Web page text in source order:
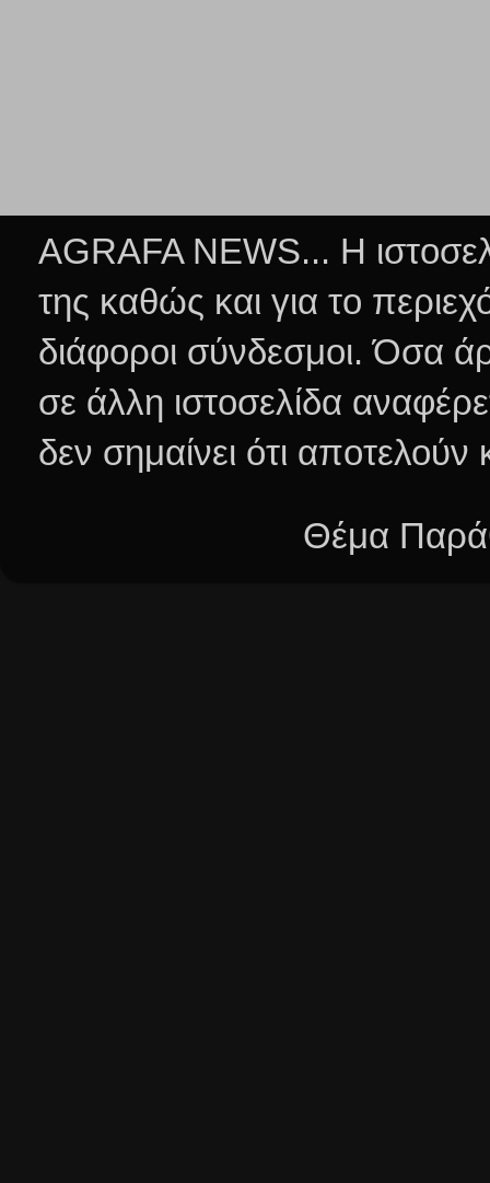
AGRAFA NEWS... Η
της καθώς και για το
διάφοροι σύνδεσμοι.Όσα
σε άλλη ιστοσελίδα
δεν σημαίνει ότι
Θέμα